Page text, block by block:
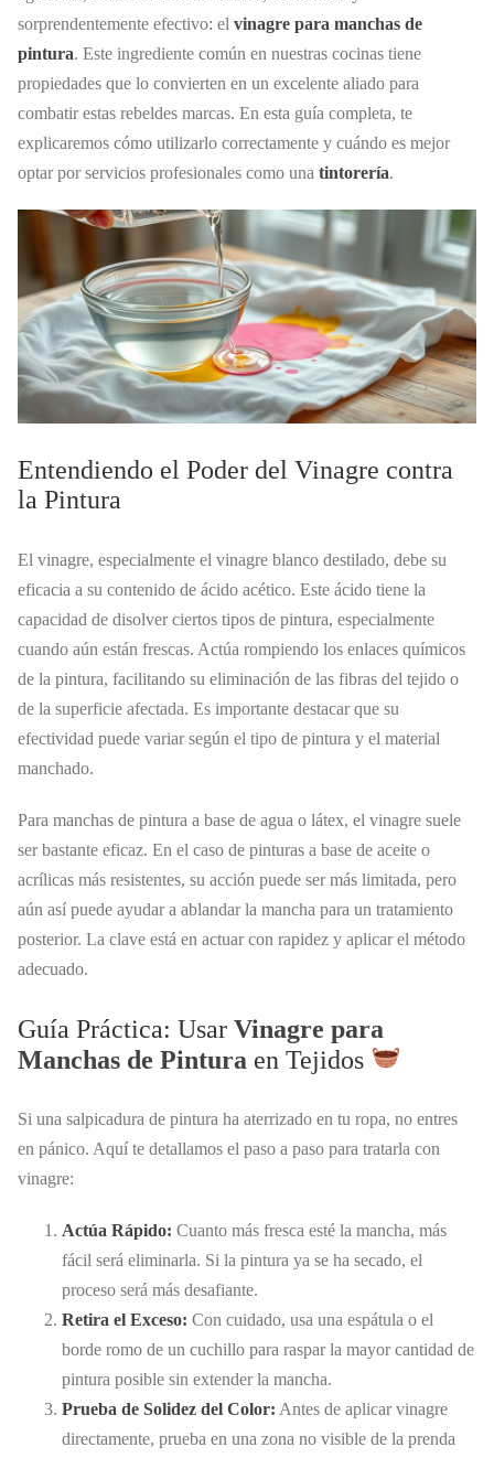
sorprendentemente efectivo: el vinagre para manchas de
pintura. Este ingrediente común en nuestras cocinas tiene
propiedades que lo convierten en un excelente aliado para
combatir estas rebeldes marcas. En esta guía completa, te
explicaremos cómo utilizarlo correctamente y cuándo es mejor
optar por servicios profesionales como una tintorería.
Entendiendo el Poder del Vinagre contra
la Pintura
El vinagre, especialmente el vinagre blanco destilado, debe su
eficacia a su contenido de ácido acético. Este ácido tiene la
capacidad de disolver ciertos tipos de pintura, especialmente
cuando aún están frescas. Actúa rompiendo los enlaces químicos
de la pintura, facilitando su eliminación de las fibras del tejido o
de la superficie afectada. Es importante destacar que su
efectividad puede variar según el tipo de pintura y el material
manchado.
Para manchas de pintura a base de agua o látex, el vinagre suele
ser bastante eficaz. En el caso de pinturas a base de aceite o
acrílicas más resistentes, su acción puede ser más limitada, pero
aún así puede ayudar a ablandar la mancha para un tratamiento
posterior. La clave está en actuar con rapidez y aplicar el método
adecuado.
Guía Práctica: Usar Vinagre para
Manchas de Pintura en Tejidos
Si una salpicadura de pintura ha aterrizado en tu ropa, no entres
en pánico. Aquí te detallamos el paso a paso para tratarla con
vinagre:
Actúa Rápido: Cuanto más fresca esté la mancha, más
fácil será eliminarla. Si la pintura ya se ha secado, el
proceso será más desafiante.
Retira el Exceso: Con cuidado, usa una espátula o el
borde romo de un cuchillo para raspar la mayor cantidad de
pintura posible sin extender la mancha.
Prueba de Solidez del Color: Antes de aplicar vinagre
directamente, prueba en una zona no visible de la prenda